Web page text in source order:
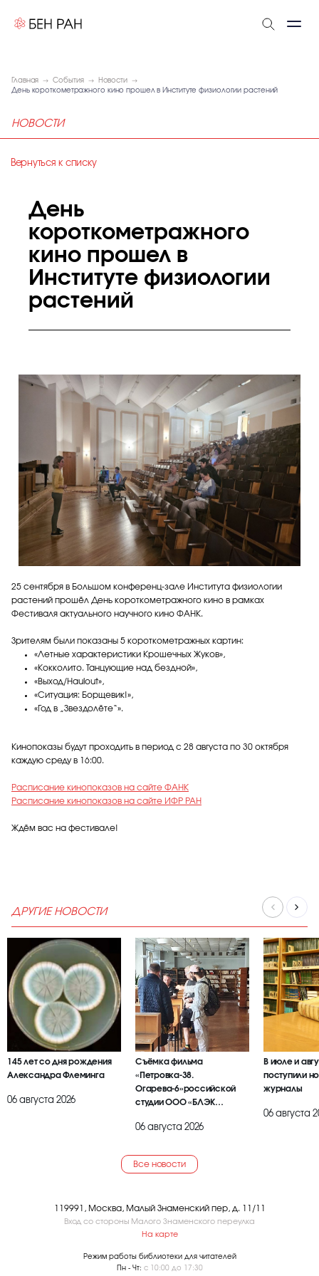
Главная События
Новости
День короткометражного кино прошел в Институте физиологии растений
НОВОСТИ
Вернуться к списку
День
короткометражного
кино прошел в
Институте физиологии
растений
25 сентября в Большом конференц-зале Института физиологии
растений прошёл День короткометражного кино в рамках
Фестиваля актуального научного кино ФАНК.
Зрителям были показаны 5 короткометражных картин:
«Летные характеристики Крошечных Жуков»,
«Кокколито. Танцующие над бездной»,
«Выход/Haulout»,
«Ситуация: Борщевик!»,
«Год в „Звездолёте“».
Кинопоказы будут проходить в период с 28 августа по 30 октября
каждую среду в 16:00.
Расписание кинопоказов на сайте ФАНК
Расписание кинопоказов на сайте ИФР РАН
Ждём вас на фестивале!
ДРУГИЕ НОВОСТИ
145 лет со дня рождения
Александра Флеминга
06 августа 2026
Съёмка фильма
«Петровка-38.
Огарева-6»российской
студии ООО «БЛЭК
06 августа 2026
В июле и
поступили
журналы
06 августа
Все новости
119991, Москва, Малый Знаменский пер, д. 11/11
Вход со стороны Малого Знаменского переулка
На карте
Режим работы библиотеки для читателей
Пн - Чт: с 10:00 до 17:30